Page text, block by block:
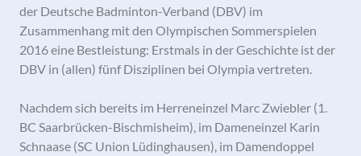
der Deutsche Badminton-Verband (DBV) im
Zusammenhang mit den Olympischen Sommerspielen
2016 eine Bestleistung: Erstmals in der Geschichte ist der
DBV in (allen) fünf Disziplinen bei Olympia vertreten.
Nachdem sich bereits im Herreneinzel Marc Zwiebler (1.
BC Saarbrücken-Bischmisheim), im Dameneinzel Karin
Schnaase (SC Union Lüdinghausen), im Damendoppel